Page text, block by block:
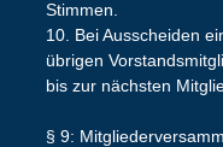
Stimmen.
10. Bei Ausscheiden
übrigen
bis zur nächsten
§ 9: